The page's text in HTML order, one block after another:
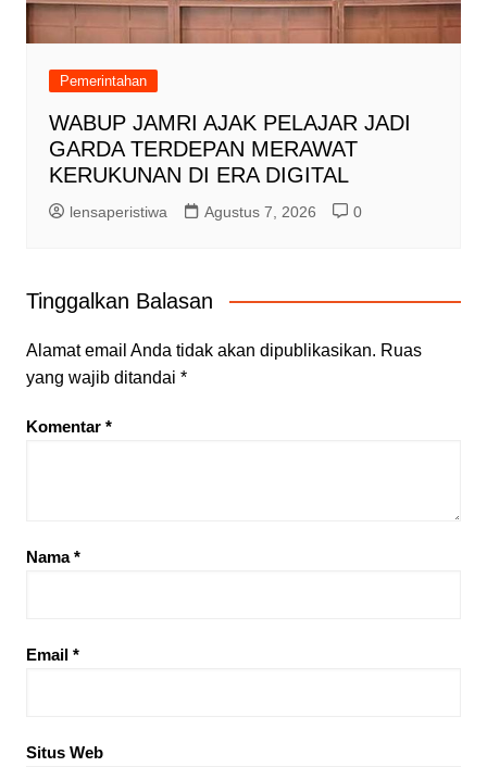
Pemerintahan
WABUP JAMRI AJAK PELAJAR JADI
GARDA TERDEPAN MERAWAT
KERUKUNAN DI ERA DIGITAL
lensaperistiwa Agustus 7, 2026 0
Tinggalkan Balasan
Alamat email Anda tidak akan dipublikasikan. Ruas
yang wajib ditandai *
Komentar *
Nama*
Email *
Situs Web